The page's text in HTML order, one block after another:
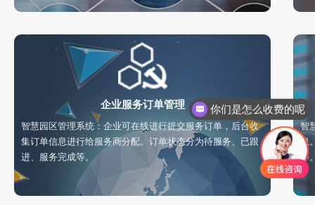
企业服务订单管理
智慧园区管理系统：企业可在线进行提交服务订单，后台收
集订单信息进行给服务商分配。订单状态分为待服务、已跟
进、服务完成等。
智
息
等
你们是怎么收费的呢